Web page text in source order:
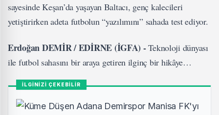
sayesinde Keşan’da yaşayan Baltacı, genç kalecileri
yetiştirirken adeta futbolun “yazılımını” sahada test ediyor.
Erdoğan DEMİR / EDİRNE (İGFA) -Teknoloji dünyası
ile futbol sahasını bir araya getiren ilginç bir hikâye…
İLGİNİZİ ÇEKEBİLİR